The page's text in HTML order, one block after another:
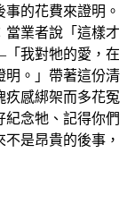
的花費來證明。
當業者說「這樣才
我對牠的愛，在
明。」帶著這份清
疚感綁架而多花冤
紀念牠、記得你們
是昂貴的後事，